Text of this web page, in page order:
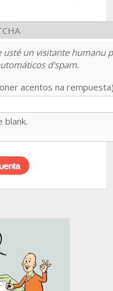
usté un visitante humanu
d'spam.
acentos na
blank.